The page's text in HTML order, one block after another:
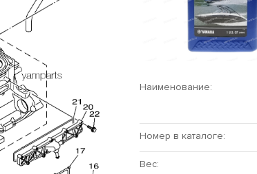
Наименование:
Номер в каталоге:
Вес: